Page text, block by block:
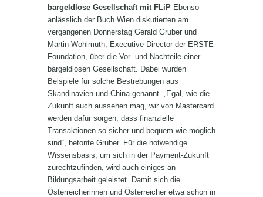
bargeldlose Gesellschaft mit FLiP Ebenso
anlässlich der Buch Wien diskutierten am
vergangenen Donnerstag Gerald Gruber und
Martin Wohlmuth, Executive Director der ERSTE
Foundation, über die Vor- und Nachteile einer
bargeldlosen Gesellschaft. Dabei wurden
Beispiele für solche Bestrebungen aus
Skandinavien und China genannt. „Egal, wie die
Zukunft auch aussehen mag, wir von Mastercard
werden dafür sorgen, dass finanzielle
Transaktionen so sicher und bequem wie möglich
sind“, betonte Gruber. Für die notwendige
Wissensbasis, um sich in der Payment-Zukunft
zurechtzufinden, wird auch einiges an
Bildungsarbeit geleistet. Damit sich die
Österreicherinnen und Österreicher etwa schon in